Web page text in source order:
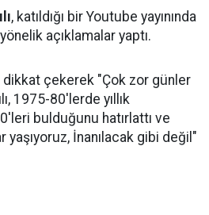
, katıldığı bir Youtube yayınında
açıklamalar yaptı.
dikkat çekerek "Çok zor günler
1975-80'lerde yıllık
bulduğunu hatırlattı ve
İnanılacak gibi değil"